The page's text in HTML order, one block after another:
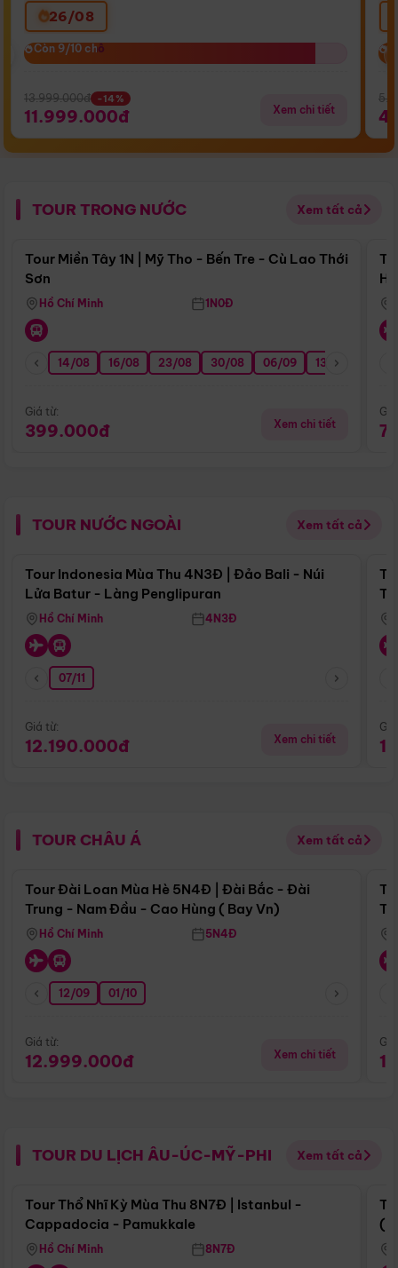
26/08
Còn 9/10 chỗ
Còn 9/10 chỗ
13.999.000đ -14%
11.999.000đ Xem chi tiết
TOUR TRONG NƯỚC Xem tất cả
Điểm nổi bật
Tour Miền Tây 1N | Mỹ Tho - Bến Tre - Cù Lao Thới
Sơn
Hồ Chí Minh 1N0Đ
14/08 16/08 23/08 30/08 06/09 13/09
Giá từ:
399.000đ Xem chi tiết
TOUR NƯỚC NGOÀI Xem tất cả
Điểm nổi bật
Tour Indonesia Mùa Thu 4N3Đ | Đảo Bali - Núi
Lửa Batur - Làng Penglipuran
Hồ Chí Minh 4N3Đ
07/11
Giá từ:
12.190.000đ Xem chi tiết
TOUR CHÂU Á Xem tất cả
Điểm nổi bật
Tour Đài Loan Mùa Hè 5N4Đ | Đài Bắc - Đài
Trung - Nam Đầu - Cao Hùng ( Bay Vn)
Hồ Chí Minh 5N4Đ
12/09 01/10
Giá từ:
12.999.000đ Xem chi tiết
TOUR DU LỊCH ÂU-ÚC-MỸ-PHI Xem tất cả
Điểm nổi bật
Tour Thổ Nhĩ Kỳ Mùa Thu 8N7Đ | Istanbul -
Cappadocia - Pamukkale
Hồ Chí Minh 8N7Đ